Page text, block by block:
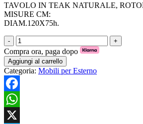
TAVOLO IN TEAK NATURALE,
MISURE CM:
DIAM.120X75h.
Tavolo
in
teak
richiudibile
quantità
Compra ora, paga dopo
Aggiungi al carrello
Categoria: Mobili per Esterno
Facebook
WhatsApp